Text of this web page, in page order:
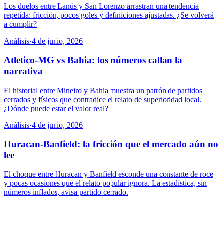
Los duelos entre Lanús y San Lorenzo arrastran una tendencia
repetida: fricción, pocos goles y definiciones ajustadas. ¿Se volverá
a cumplir?
Análisis·4 de junio, 2026
Atletico-MG vs Bahia: los números callan la
narrativa
El historial entre Mineiro y Bahia muestra un patrón de partidos
cerrados y físicos que contradice el relato de superioridad local.
¿Dónde puede estar el valor real?
Análisis·4 de junio, 2026
Huracan-Banfield: la fricción que el mercado aún no
lee
El choque entre Huracan y Banfield esconde una constante de roce
y pocas ocasiones que el relato popular ignora. La estadística, sin
números inflados, avisa partido cerrado.